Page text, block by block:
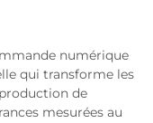
numérique
qui transforme les
de
mesurées au